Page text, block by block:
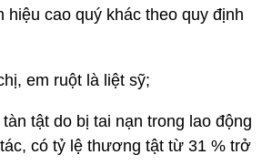
hiệu cao quý khác theo quy định
em ruột là liệt sỹ;
tật do bị tai nạn trong lao động
có tỷ lệ thương tật từ 31 % trở